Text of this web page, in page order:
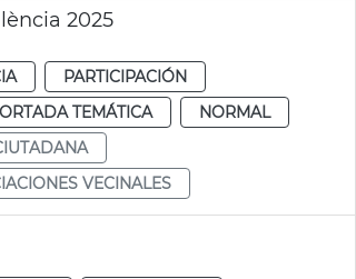
2025
PARTICIPACIÓN
TEMÁTICA
NORMAL
VECINALES